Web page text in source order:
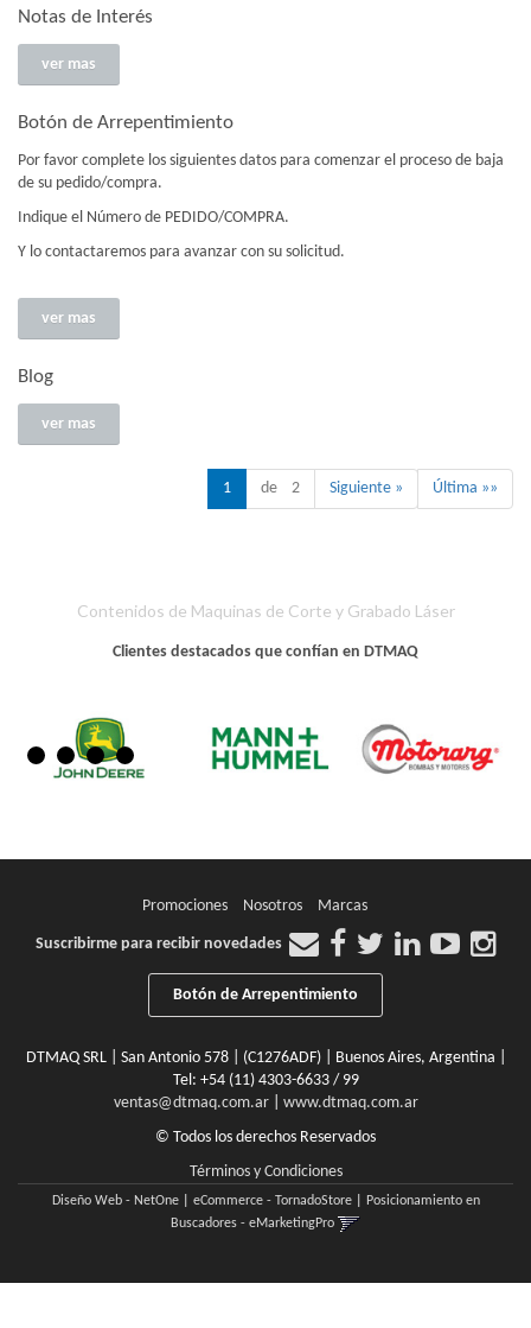
Notas de Interés
ver mas
Botón de Arrepentimiento
Por favor complete los siguientes datos para comenzar el proceso de baja
de su pedido/compra.
Indique el Número de PEDIDO/COMPRA.
Y lo contactaremos para avanzar con su solicitud.
ver mas
Blog
ver mas
1 de 2 Siguiente » Última »»
Contenidos de Maquinas de Corte y Grabado Láser
Clientes destacados que confían en DTMAQ
Promociones Nosotros Marcas
Suscribirme para recibir novedades
Botón de Arrepentimiento
DTMAQ SRL | San Antonio 578 | (C1276ADF) | Buenos Aires, Argentina |
Tel: +54 (11) 4303-6633 / 99
ventas@dtmaq.com.ar| www.dtmaq.com.ar
© Todos los derechos Reservados
Términos y Condiciones
Diseño Web - NetOne| eCommerce - TornadoStore|
Posicionamiento en
Buscadores - eMarketingPro